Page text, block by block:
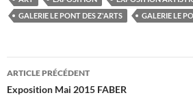
GALERIE LE PONT DES Z'ARTS
GALERIE LE
Navigation
des
ARTICLE PRÉCÉDENT
Exposition Mai 2015 FABER